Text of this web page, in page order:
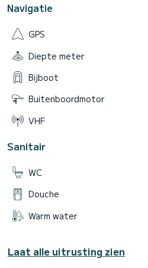
Navigatie
GPS
Diepte meter
Bijboot
Buitenboordmotor
VHF
Sanitair
WC
Douche
Warm water
Laat alle uitrusting zien